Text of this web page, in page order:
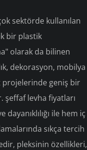
sektörde kullanılan
bir plastik
olarak da bilinen
dekorasyon, mobilya
projelerinde geniş bir
şeffaf levha fiyatları
dayanıklılığı ile hem iç
sıkça tercih
pleksinin özellikleri,